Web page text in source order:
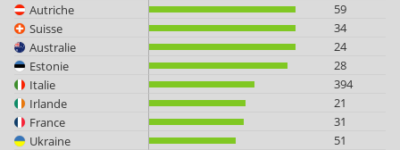
Autriche
59
Suisse
34
Australie
24
Estonie
28
Italie
394
Irlande
21
France
31
Ukraine
51